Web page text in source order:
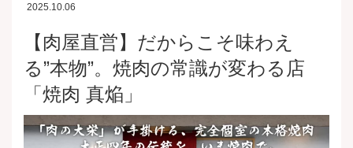
2025.10.06
【肉屋直営】だからこそ味わえ
る”本物”。焼肉の常識が変わる店
「焼肉 真焔」